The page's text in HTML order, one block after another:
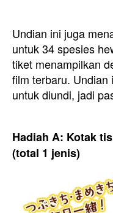
Undian ini juga
untuk 34 spesies
tiket menampilkan
film terbaru. Undian
untuk diundi, jadi
Hadiah A: Kotak
(total 1 jenis)